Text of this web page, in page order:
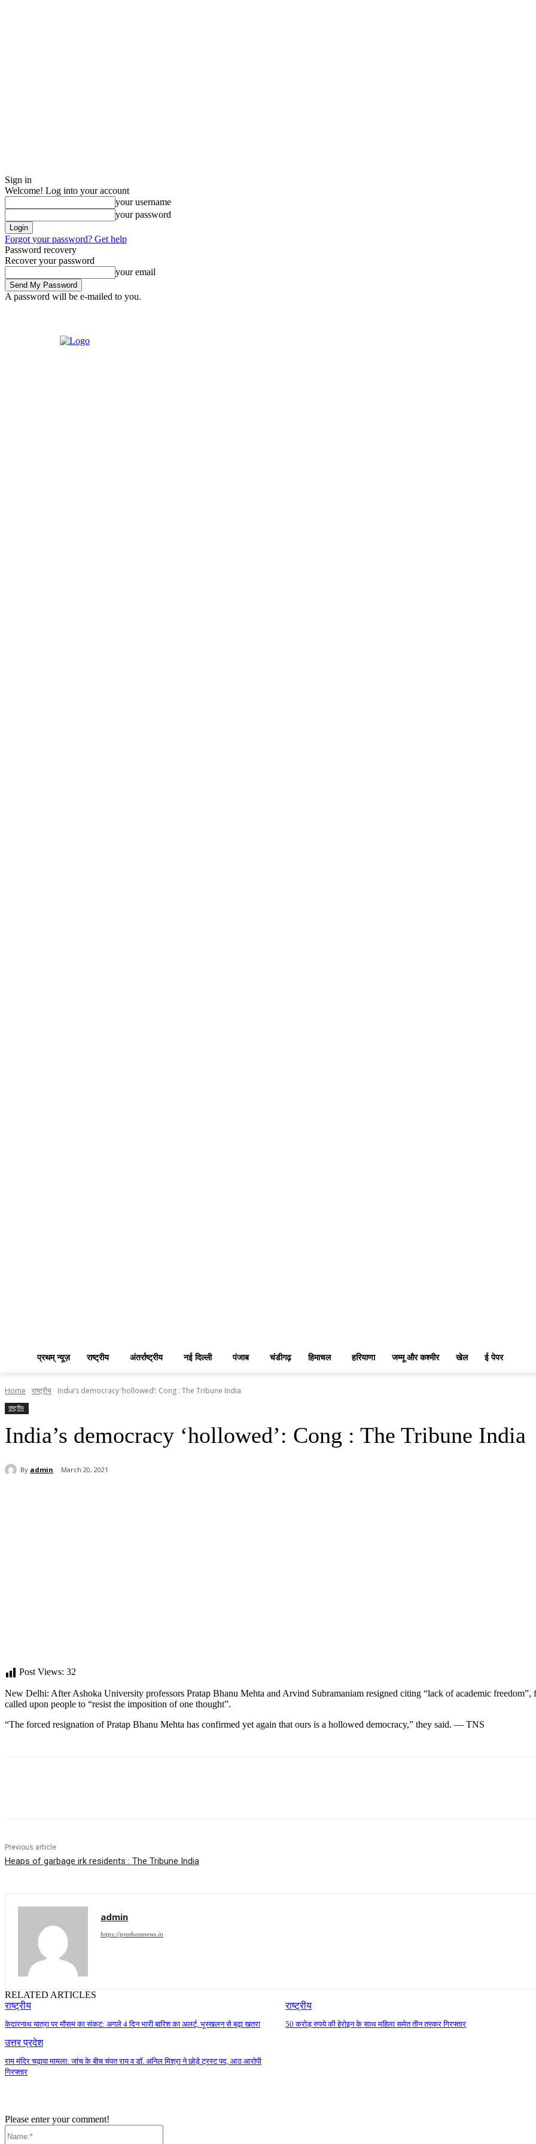
Sign in
Welcome! Log into your account
your username
your password
Forgot your password? Get help
Password recovery
Recover your password
your email
A password will be e-mailed to you.
प्रथम् न्यूज़ राष्ट्रीय अंतर्राष्ट्रीय नई दिल्ली पंजाब चंडीगढ़ हिमाचल हरियाणा जम्मू और कश्मीर खेल ई पेपर
Home राष्ट्रीय India’s democracy ‘hollowed’: Cong : The Tribune India
राष्ट्रीय
India’s democracy ‘hollowed’: Cong : The Tribune India
By admin March 20, 2021
Post Views: 32
New Delhi: After Ashoka University professors Pratap Bhanu Mehta and Arvind Subramaniam resigned citing “lack of academic
called upon people to “resist the imposition of one thought”.
“The forced resignation of Pratap Bhanu Mehta has confirmed yet again that ours is a hollowed democracy,” they said. — TNS
Previous article
Heaps of garbage irk residents : The Tribune India
admin
https://prathamnews.in
RELATED ARTICLES
राष्ट्रीय
केदारनाथ यात्रा पर मौसम का संकट: अगले 4 दिन भारी बारिश का अलर्ट, भूस्खलन से बढ़ा खतरा
राष्ट्रीय
50 करोड़ रुपये की हेरोइन के साथ महिला समेत तीन तस्कर गिरफ्तार
उत्तर प्रदेश
राम मंदिर चढ़ावा मामला: जांच के बीच चंपत राय व डॉ. अनिल मिश्रा ने छोड़े ट्रस्ट पद, आठ आरोपी
गिरफ्तार
Please enter your comment!